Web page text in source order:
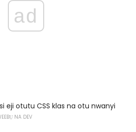
ad
eji otutu CSS klas na otu nwanyi
NA DEV